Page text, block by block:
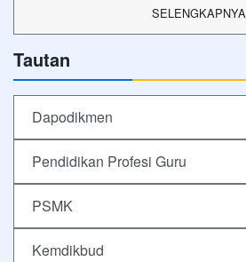
SELENGKAPNYA
Tautan
Dapodikmen
Pendidikan Profesi Guru
PSMK
Kemdikbud